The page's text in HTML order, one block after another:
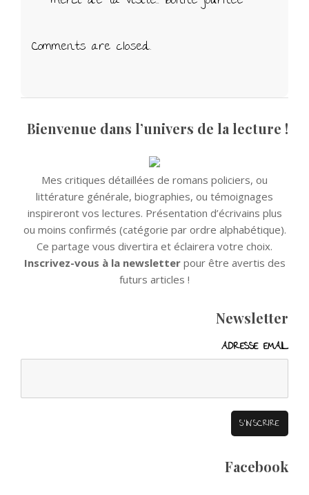
Comments are closed.
Bienvenue dans l’univers de la lecture !
Mes critiques détaillées de romans policiers, ou
littérature générale, biographies, ou témoignages
inspireront vos lectures. Présentation d’écrivains plus
ou moins confirmés (catégorie par ordre alphabétique).
Ce partage vous divertira et éclairera votre choix.
Inscrivez-vous à la newsletterpour être avertis des
futurs articles !
Newsletter
ADRESSE EMAIL
Facebook